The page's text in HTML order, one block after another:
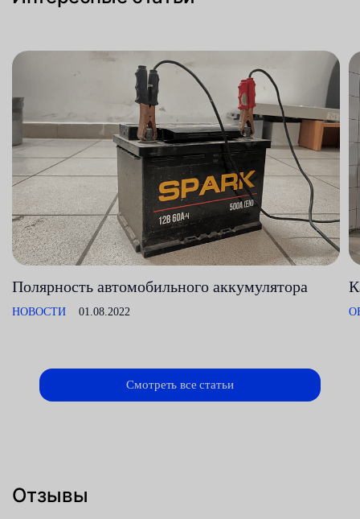
Полярность автомобильного аккумулятора
НОВОСТИ 01.08.2022
Смотреть все статьи
Отзывы